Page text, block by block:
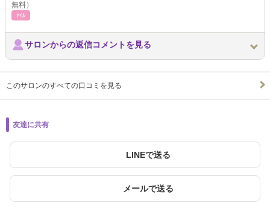
無料）
ﾈｲﾙ
サロンからの返信コメントを見る
このサロンのすべての口コミを見る
友達に共有
LINEで送る
メールで送る